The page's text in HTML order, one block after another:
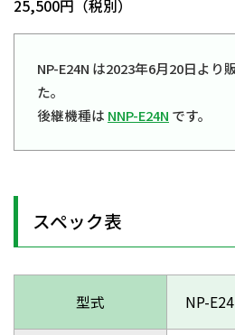
25,500円（税別）
NP-E24N は2023年6月20日より
た。
後継機種は NNP-E24N です。
スペック表
型式 NP-